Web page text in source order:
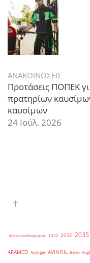
ΑΝΑΚΟΙΝΩΣΕΙΣ
Προτάσεις ΠΟΠΕΚ
πρατηρίων
καυσίμων
24 Ιούλ. 2026
'άδεια κυκλοφορίας 1202 2030 2035
ARAMCO Autogas AVINOIL Baker